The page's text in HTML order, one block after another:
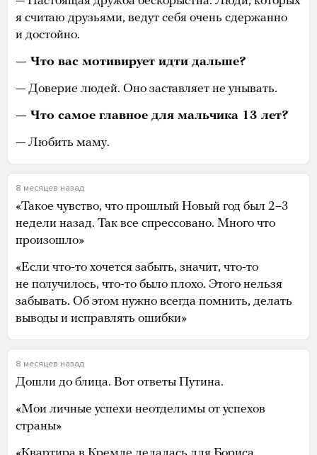
я считаю друзьями, ведут себя очень сдержанно
и достойно.
— Что вас мотивирует идти дальше?
— Доверие людей. Оно заставляет не унывать.
— Что самое главное для мальчика 13 лет?
— Любить маму.
8 месяцев назад
«Такое чувство, что прошлый Новый год был 2–3
недели назад. Так все спрессовано. Много что
произошло»
«Если что-то хочется забыть, значит, что-то
не получилось, что-то было плохо. Этого нельзя
забывать. Об этом нужно всегда помнить, делать
выводы и исправлять ошибки»
8 месяцев назад
Дошли до блица. Вот ответы Путина.
«Мои личные успехи неотделимы от успехов
страны»